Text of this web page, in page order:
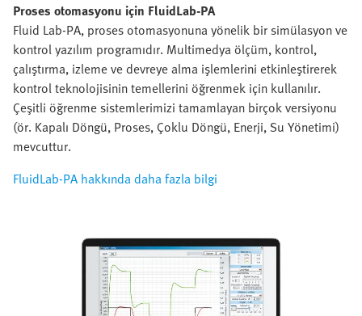
Proses otomasyonu için FluidLab-PA
Fluid Lab-PA, proses otomasyonuna yönelik bir simülasyon ve
kontrol yazılım programıdır. Multimedya ölçüm, kontrol,
çalıştırma, izleme ve devreye alma işlemlerini etkinleştirerek
kontrol teknolojisinin temellerini öğrenmek için kullanılır.
Çeşitli öğrenme sistemlerimizi tamamlayan birçok versiyonu
(ör. Kapalı Döngü, Proses, Çoklu Döngü, Enerji, Su Yönetimi)
mevcuttur.
FluidLab-PA hakkında daha fazla bilgi